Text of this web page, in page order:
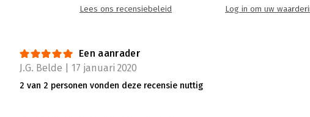
Lees ons recensiebeleid Log in om uw
Een aanrader
J.G. Belde | 17 januari 2020
2 van 2 personen vonden deze recensie nuttig